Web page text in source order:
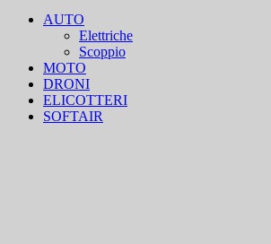
AUTO
Elettriche
Scoppio
MOTO
DRONI
ELICOTTERI
SOFTAIR